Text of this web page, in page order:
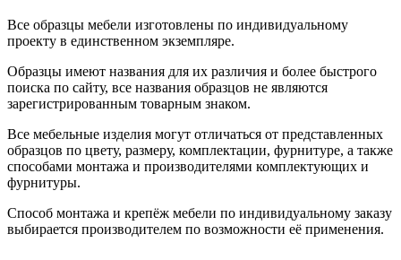
Все образцы мебели изготовлены по индивидуальному
проекту в единственном экземпляре.
Образцы имеют названия для их различия и более быстрого
поиска по сайту, все названия образцов не являются
зарегистрированным товарным знаком.
Все мебельные изделия могут отличаться от представленных
образцов по цвету, размеру, комплектации, фурнитуре, а также
способами монтажа и производителями комплектующих и
фурнитуры.
Способ монтажа и крепёж мебели по индивидуальному заказу
выбирается производителем по возможности её применения.